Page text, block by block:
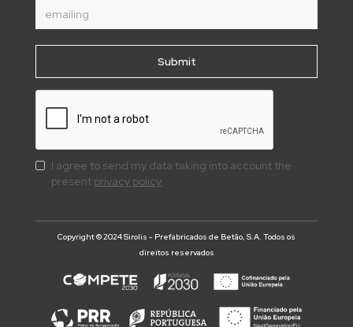
I agree to send my data taking into account the
present privacy policy
Copyright © 2024 Sirolis - Prefabricados de Betão, S.A. Todos os
direitos reservados